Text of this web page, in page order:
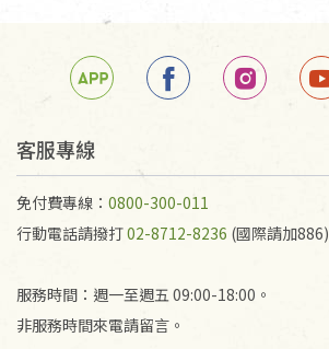
客服專線
免付費專線： 0800-300-011
行動電話請撥打02-8712-8236 (國際請加886)
服務時間：週一至週五 09:00-18:00。
非服務時間來電請留言。